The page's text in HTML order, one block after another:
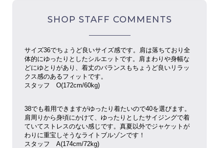
SHOP STAFF COMMENTS
サイズ36でちょうど良いサイズ感です。肩は落ちており全
体的にゆったりとしたシルエットです。肩まわりや身幅な
どにゆとりがあり、着丈のバランスもちょうど良いリラッ
クス感のあるフィットです。
スタッフ O(172cm/60kg)
38でも着用できますがゆったり着たいので40を選びます。
肩周りから身頃にかけて、ゆったりとしたサイジングで着
ていてストレスのない感じです。真夏以外でジャケットが
わりに重宝しそうなライトブルゾンです！
スタッフ A(174cm/72kg)